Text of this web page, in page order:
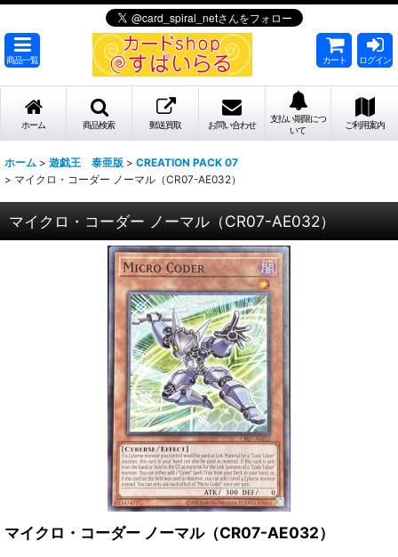
商品一覧 カート ログイン
ホーム 商品検索 郵送買取 お問い合わせ
支払い期限につ
いて
ご利用案内
ホーム > 遊戯王 泰亜版 > CREATION PACK 07
> マイクロ・コーダー ノーマル（CR07-AE032）
マイクロ・コーダー ノーマル（CR07-AE032）
マイクロ・コーダー ノーマル（CR07-AE032）